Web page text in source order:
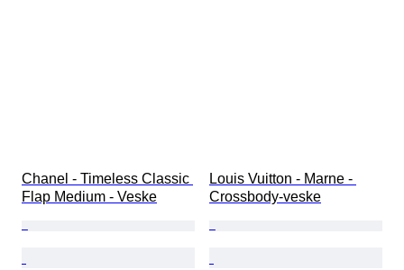
Chanel - Timeless Classic
Flap Medium - Veske
Louis Vuitton - Marne -
Crossbody-veske